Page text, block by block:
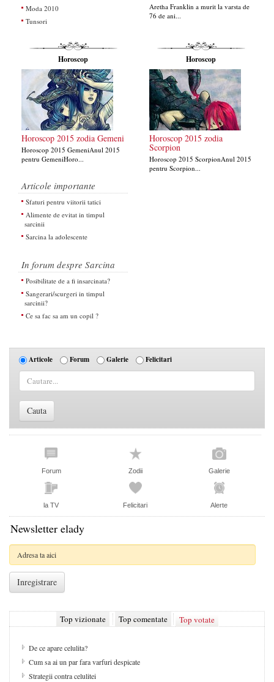
Moda 2010
Tunsori
Aretha Franklin a murit la varsta de
76 de ani...
Horoscop
Horoscop 2015 zodia Gemeni
Horoscop 2015 GemeniAnul 2015
pentru GemeniHoro...
Horoscop
Horoscop 2015 zodia
Scorpion
Horoscop 2015 ScorpionAnul 2015
pentru Scorpion...
Articole importante
Sfaturi pentru viitorii tatici
Alimente de evitat in timpul
sarcinii
Sarcina la adolescente
In forum despre Sarcina
Posibilitate de a fi insarcinata?
Sangerari/scurgeri in timpul
sarcinii?
Ce sa fac sa am un copil ?
Articole Forum Galerie Felicitari
Forum Zodii Galerie
la TV Felicitari Alerte
Newsletter elady
Top vizionate Top comentate Top votate
De ce apare celulita?
Cum sa ai un par fara varfuri despicate
Strategii contra celulitei